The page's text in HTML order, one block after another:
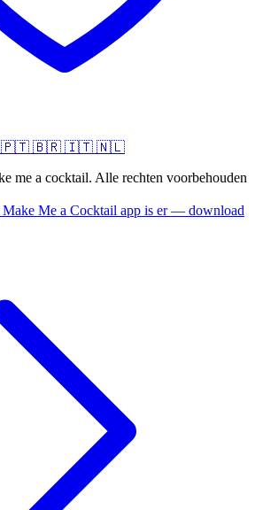
🇵🇹 🇧🇷 🇮🇹 🇳🇱
me a cocktail. Alle rechten voorbehouden
Me a Cocktail app is er — download